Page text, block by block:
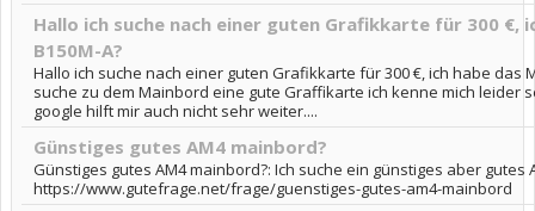
Hallo ich suche nach einer guten Grafikkarte für 300 €,
B150M-A?
Hallo ich suche nach einer guten Grafikkarte für 300 €, ich habe das
suche zu dem Mainbord eine gute Graffikarte ich kenne mich leider
google hilft mir auch nicht sehr weiter....
Günstiges gutes AM4 mainbord?
Günstiges gutes AM4 mainbord?: Ich suche ein günstiges aber gutes
https://www.gutefrage.net/frage/guenstiges-gutes-am4-mainbord